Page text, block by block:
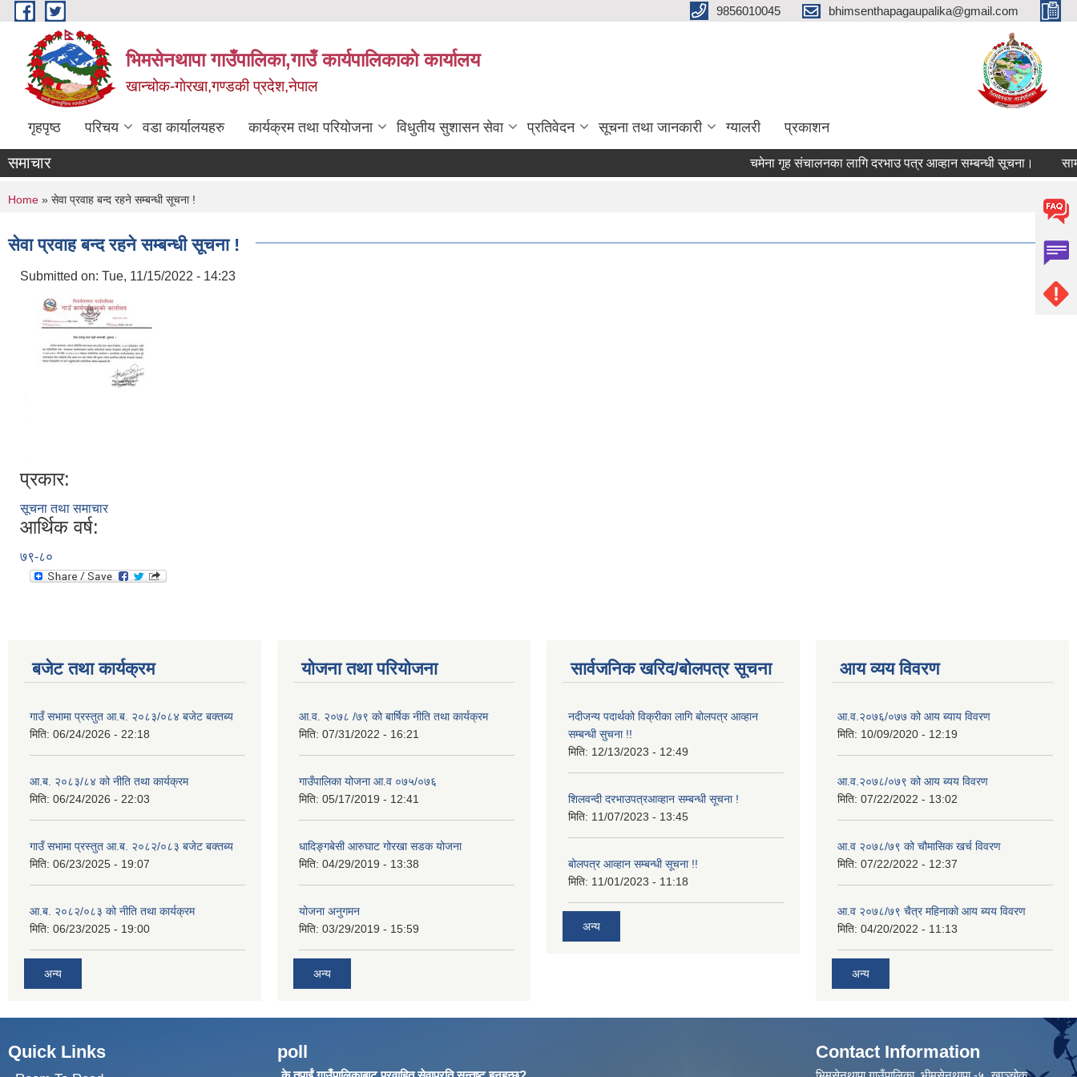
Skip to main content 9856010045 bhimsenthapagaupalika@gmail.com
भिमसेनथापा गाउँपालिका,गाउँ कार्यपालिकाकाे कार्यालय
खान्चोक-गाेरखा,गण्डकी प्रदेश,नेपाल
गृहपृष्ठ परिचय वडा कार्यालयहरु कार्यक्रम तथा परियोजना विधुतीय सुशासन सेवा प्रतिवेदन सूचना तथा जानकारी ग्यालरी प्रकाशन
समाचार चमेना गृह संचालनका लागि दरभाउ पत्र आव्हान सम्बन्धी सूचना।
You are here
Home » सेवा प्रवाह बन्द रहने सम्बन्धी सूचना !
सेवा प्रवाह बन्द रहने सम्बन्धी सूचना !
Submitted on: Tue, 11/15/2022 - 14:23
प्रकार:
सूचना तथा समाचार
आर्थिक वर्ष:
७९-८०
बजेट तथा कार्यक्रम
गाउँ सभामा प्रस्तुत आ.ब. २०८३/०८४ बजेट बक्तब्य
मिति: 06/24/2026 - 22:18
आ.ब. २०८३/८४ को नीति तथा कार्यक्रम
मिति: 06/24/2026 - 22:03
गाउँ सभामा प्रस्तुत आ.ब. २०८२/०८३ बजेट बक्तब्य
मिति: 06/23/2025 - 19:07
आ.ब. २०८२/०८३ को नीति तथा कार्यक्रम
मिति: 06/23/2025 - 19:00
अन्य
योजना तथा परियोजना
आ.व. २०७८ /७९ को बार्षिक नीति तथा कार्यक्रम
मिति: 07/31/2022 - 16:21
गाउँपालिका योजना आ.व ०७५/०७६
मिति: 05/17/2019 - 12:41
धादिङ्गबेसी आरुघाट गोरखा सडक योजना
मिति: 04/29/2019 - 13:38
योजना अनुगमन
मिति: 03/29/2019 - 15:59
अन्य
सार्वजनिक खरिद/बोलपत्र सूचना
नदीजन्य पदार्थको विक्रीका लागि बोलपत्र आव्हान
सम्बन्धी सुचना !!
मिति: 12/13/2023 - 12:49
शिलवन्दी दरभाउपत्रआव्हान सम्बन्धी सूचना !
मिति: 11/07/2023 - 13:45
बोलपत्र आव्हान सम्बन्धी सूचना !!
मिति: 11/01/2023 - 11:18
अन्य
आय व्यय विवरण
आ.व.२०७६/०७७ को आय ब्याय विवरण
मिति: 10/09/2020 - 12:19
आ.व.२०७८/०७९ को आय ब्यय विवरण
मिति: 07/22/2022 - 13:02
आ.व २०७८/७९ को चौमासिक खर्च विवरण
मिति: 07/22/2022 - 12:37
आ.व २०७८/७९ चैत्र महिनाको आय ब्यय विवरण
मिति: 04/20/2022 - 11:13
अन्य
Quick Links poll Contact Information